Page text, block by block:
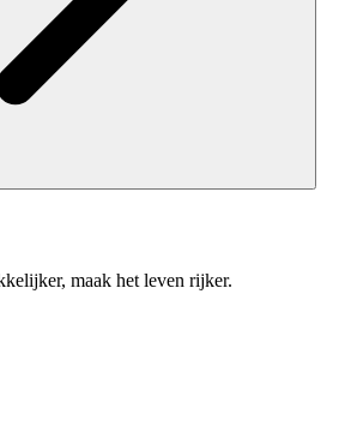
maak het leven rijker.